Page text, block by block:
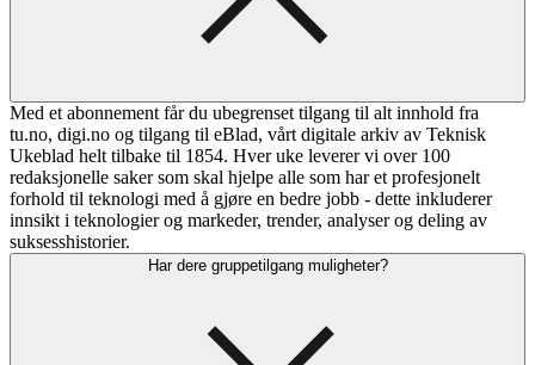
Med et abonnement får du ubegrenset tilgang til alt innhold fra
tu.no, digi.no og tilgang til eBlad, vårt digitale arkiv av Teknisk
Ukeblad helt tilbake til 1854. Hver uke leverer vi over 100
redaksjonelle saker som skal hjelpe alle som har et profesjonelt
forhold til teknologi med å gjøre en bedre jobb - dette inkluderer
innsikt i teknologier og markeder, trender, analyser og deling av
suksesshistorier.
Har dere gruppetilgang muligheter?